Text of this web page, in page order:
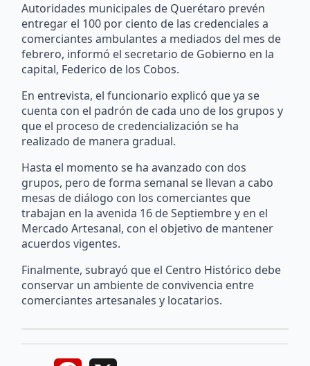
Autoridades municipales de Querétaro prevén
entregar el 100 por ciento de las credenciales a
comerciantes ambulantes a mediados del mes de
febrero, informó el secretario de Gobierno en la
capital, Federico de los Cobos.
En entrevista, el funcionario explicó que ya se
cuenta con el padrón de cada uno de los grupos y
que el proceso de credencialización se ha
realizado de manera gradual.
Hasta el momento se ha avanzado con dos
grupos, pero de forma semanal se llevan a cabo
mesas de diálogo con los comerciantes que
trabajan en la avenida 16 de Septiembre y en el
Mercado Artesanal, con el objetivo de mantener
acuerdos vigentes.
Finalmente, subrayó que el Centro Histórico debe
conservar un ambiente de convivencia entre
comerciantes artesanales y locatarios.